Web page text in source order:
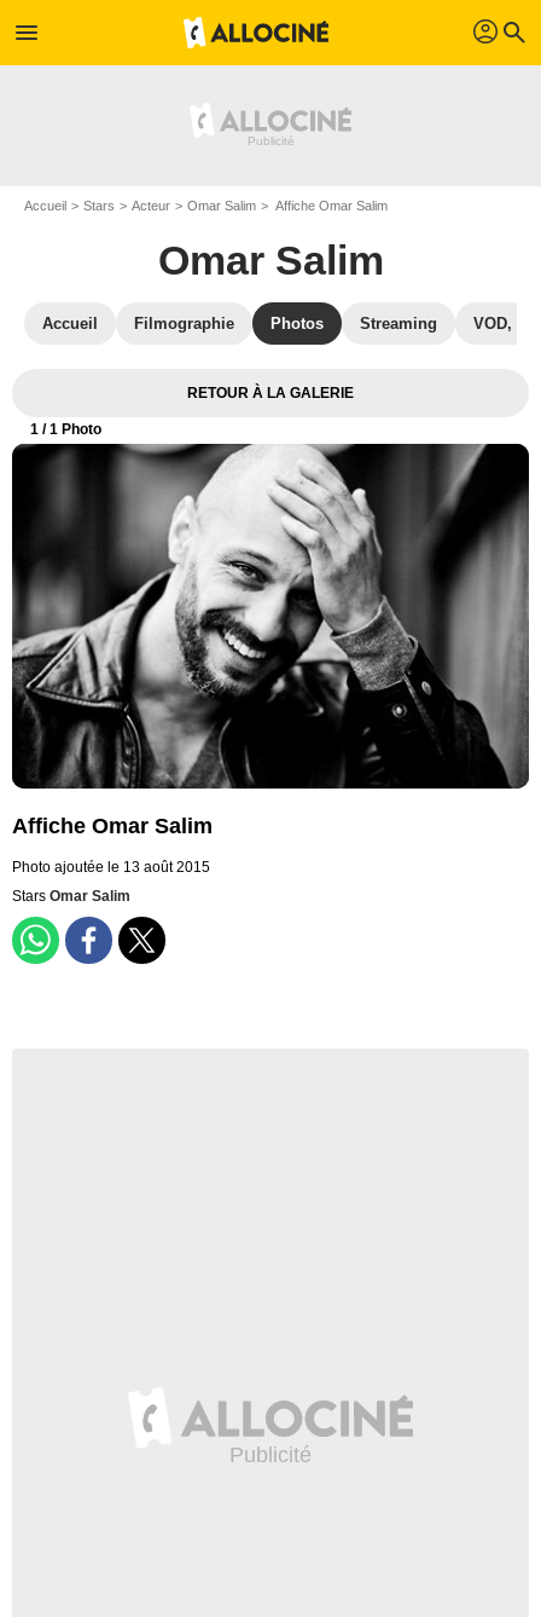
menu profil search
Accueil Stars Acteur Omar Salim Affiche Omar Salim
Omar Salim
Accueil Filmographie Photos Streaming VOD,
RETOUR À LA GALERIE
1 / 1 Photo
Affiche Omar Salim
Photo ajoutée le 13 août 2015
Stars Omar Salim